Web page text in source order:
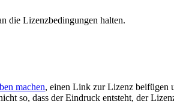
die Lizenzbedingungen halten.
machen, einen Link zur Lizenz beifügen
so, dass der Eindruck entsteht, der